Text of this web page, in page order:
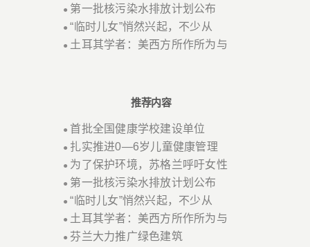
● 第一批核污染水排放计划公布
●“临时儿女”悄然兴起，不少从
● 土耳其学者：美西方所作所为与
推荐内容
● 首批全国健康学校建设单位
● 扎实推进0—6岁儿童健康管理
● 为了保护环境，苏格兰呼吁女性
● 第一批核污染水排放计划公布
●“临时儿女”悄然兴起，不少从
● 土耳其学者：美西方所作所为与
● 芬兰大力推广绿色建筑